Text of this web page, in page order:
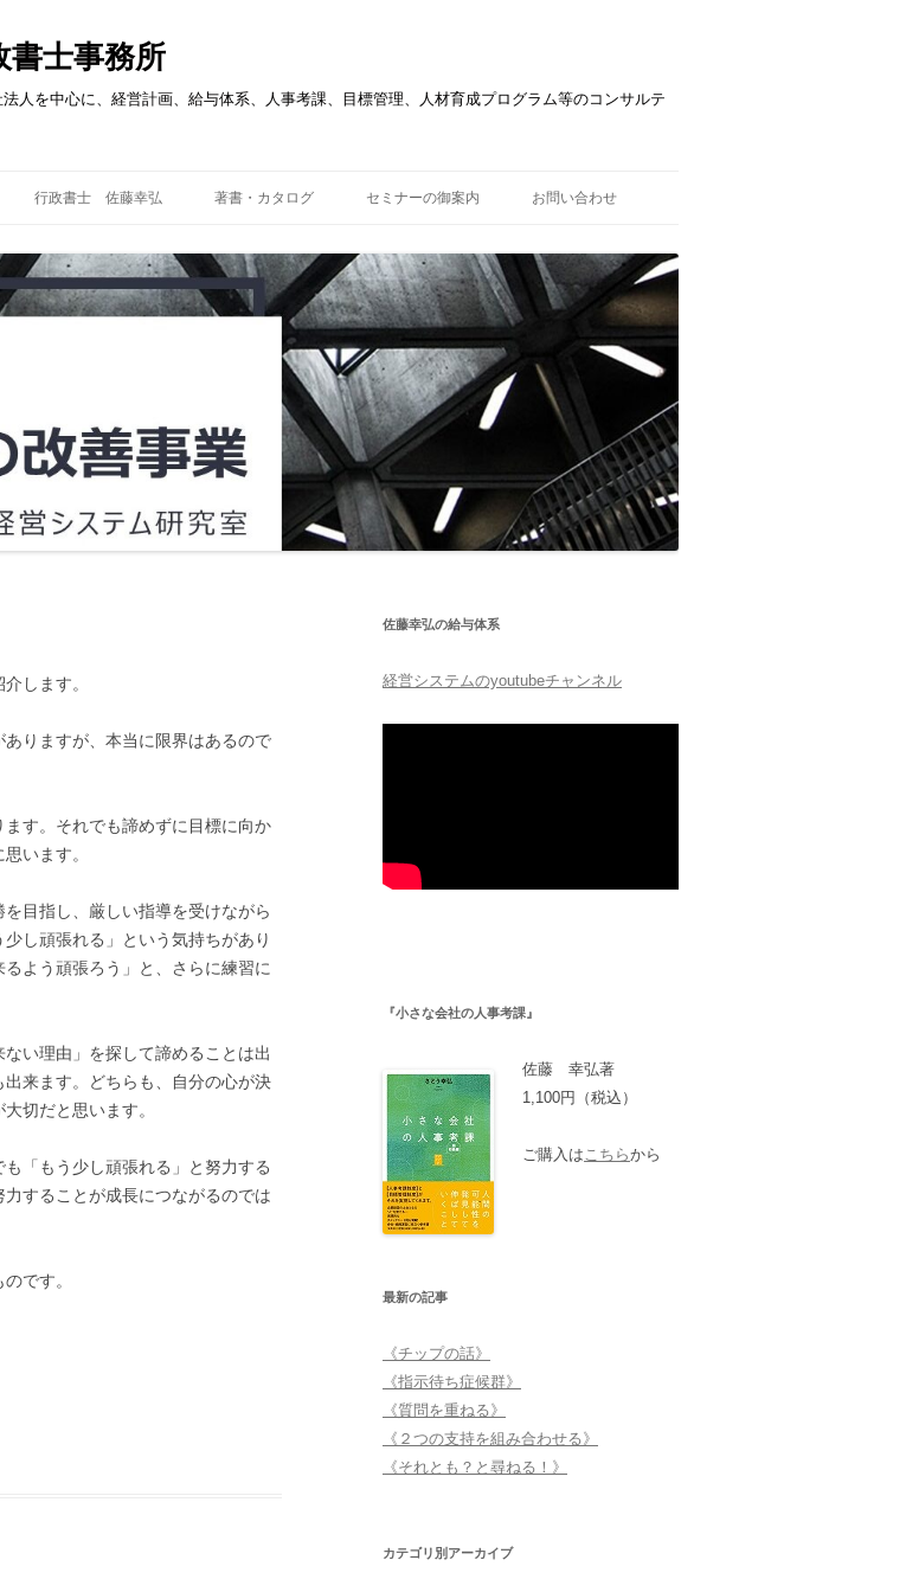
士事務所
人を中心に、経営計画、給与体系、人事考課、目標管理、人材育成プログラム等のコンサルテ
ン
へ
ス
キ
ッ
ビジネスコーチング
ﾁｰﾑﾋﾞｼﾞｮﾝﾋﾞﾙﾃﾞｨﾝｸﾞとは
行政書士 佐藤幸弘 著書・カタログ セミナーの御案内 お問い合わせ
します。
りますが、本当に限界はあるので
す。それでも諦めずに目標に向か
います。
目指し、厳しい指導を受けながら
し頑張れる」という気持ちがあり
よう頑張ろう」と、さらに練習に
い理由」を探して諦めることは出
来ます。どちらも、自分の心が決
切だと思います。
「もう少し頑張れる」と努力する
することが成長につながるのでは
です。
佐藤幸弘の給与体系
経営システムのyoutubeチャンネル
『小さな会社の人事考課』
佐藤 幸弘著
1,100円（税込）
ご購入は こちらから
最新の記事
《チップの話》
《指示待ち症候群》
《質問を重ねる》
《２つの支持を組み合わせる》
《それとも？と尋ねる！》
カテゴリ別アーカイブ